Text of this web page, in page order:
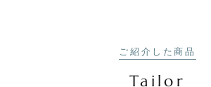
ご紹介した商品
Tailor